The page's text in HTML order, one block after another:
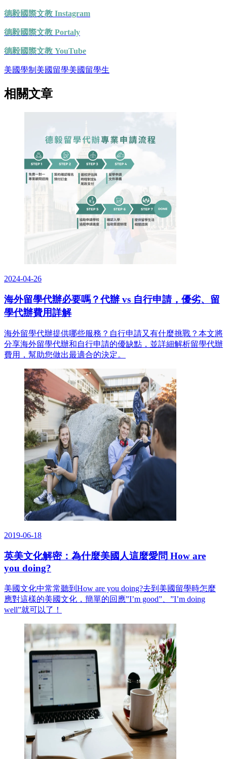
德毅國際文教 Instagram
德毅國際文教 Portaly
德毅國際文教 YouTube
美國學制 美國留學美國留學生
相關文章
2024-04-26
海外留學代辦必要嗎？代辦 vs 自行申請，優劣、留
學代辦費用詳解
海外留學代辦提供哪些服務？自行申請又有什麼挑戰？本文將
分享海外留學代辦和自行申請的優缺點，並詳細解析留學代辦
費用，幫助您做出最適合的決定。
2019-06-18
英美文化解密：為什麼美國人這麼愛問 How are
you doing?
美國文化中常常聽到How are you doing?去到美國留學時怎麼
應對這樣的美國文化，簡單的回應”I’m good”、”I’m doing
well”就可以了！